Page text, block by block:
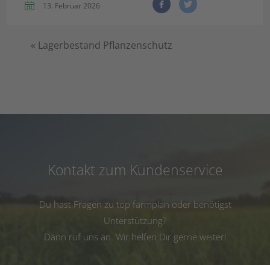
13. Februar 2026
« Lagerbestand Pflanzenschutz
Kontakt zum Kundenservice
Du hast Fragen zu top farmplan oder benötigst
Unterstützung?
Dann ruf uns an. Wir helfen Dir gerne weiter!